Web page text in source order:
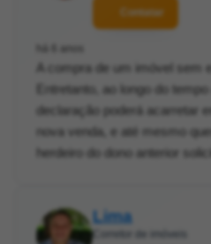
Contatar
há 6 anos
A compra de um imóvel sem
Entretanto, ao longo do
declaração poderá acarretar
nova venda, e até mesmo
herdeiro do dono anterior
Lima
Corretor de imóveis